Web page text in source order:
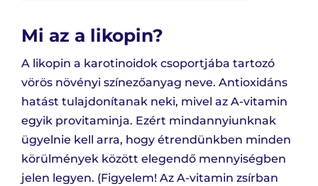
Mi az a likopin?
A likopin a karotinoidok csoportjába tartozó
vörös növényi színezőanyag neve. Antioxidáns
hatást tulajdonítanak neki, mivel az A-vitamin
egyik provitaminja. Ezért mindannyiunknak
ügyelnie kell arra, hogy étrendünkben minden
körülmények között elegendő mennyiségben
jelen legyen. (Figyelem! Az A-vitamin zsírban